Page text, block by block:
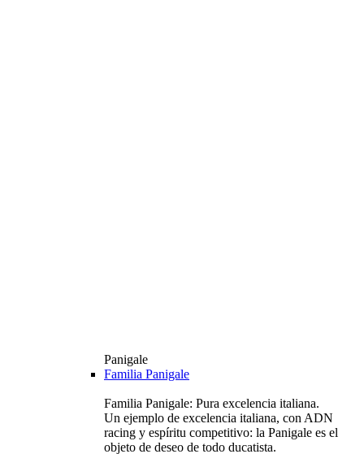
Panigale
Familia Panigale
Familia Panigale: Pura excelencia italiana.
Un ejemplo de excelencia italiana, con ADN
racing y espíritu competitivo: la Panigale es el
objeto de deseo de todo ducatista.